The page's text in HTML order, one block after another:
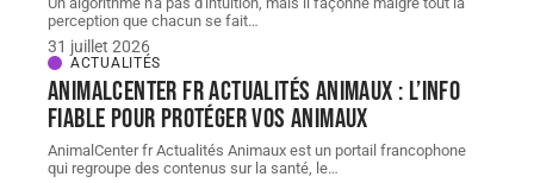
perception que chacun se fait…
31 juillet 2026
ACTUALITÉS
AnimalCenter fr Actualités Animaux : l’info
fiable pour protéger vos animaux
AnimalCenter fr Actualités Animaux est un portail francophone
qui regroupe des contenus sur la santé, le…